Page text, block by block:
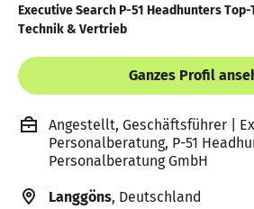
Executive Search P-51 Headhunters
Technik & Vertrieb
Ganzes Profil
Angestellt, Geschäftsführer |
Personalberatung, P-51
Personalberatung GmbH
Langgöns, Deutschland